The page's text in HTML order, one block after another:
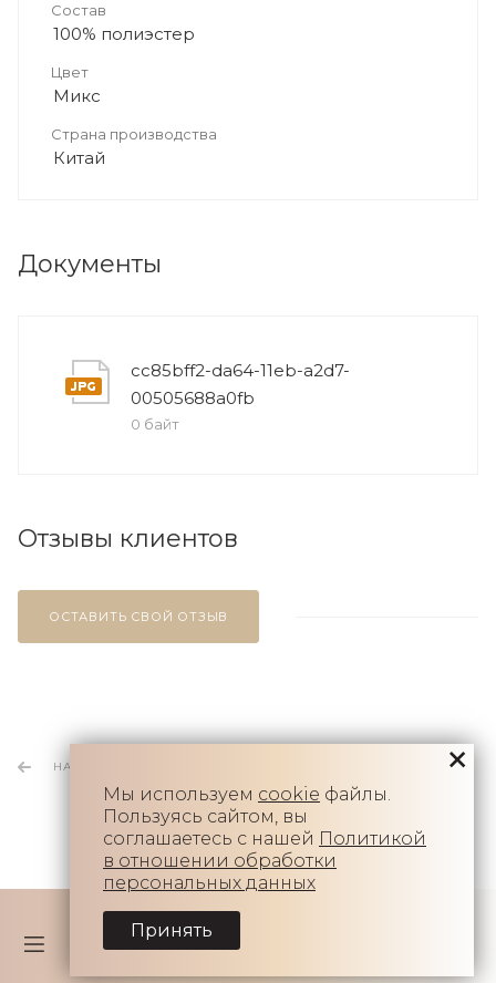
Состав
100% полиэстер
Цвет
Микс
Страна производства
Китай
Документы
cc85bff2-da64-11eb-a2d7-
00505688a0fb
0 байт
Отзывы клиентов
ОСТАВИТЬ СВОЙ ОТЗЫВ
НАЗАД К СПИСКУ
Мы используем cookie файлы.
Пользуясь сайтом, вы
соглашаетесь с нашей Политикой
в отношении обработки
персональных данных
Принять